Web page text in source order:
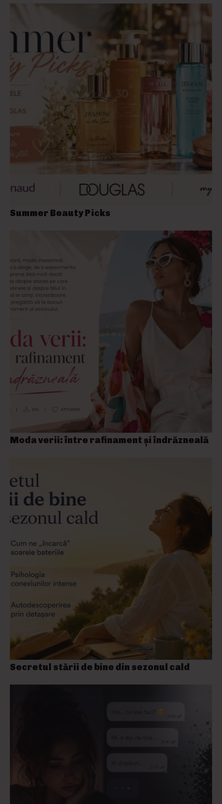
Summer Beauty Picks
Moda verii: între rafinament și îndrăzneală
Secretul stării de bine din sezonul cald